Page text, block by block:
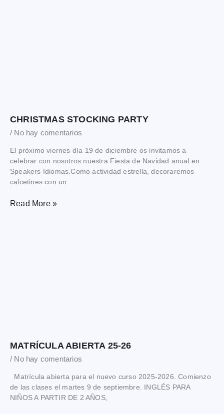
CHRISTMAS STOCKING PARTY
No hay comentarios
El próximo viernes día 19 de diciembre os invitamos a
celebrar con nosotros nuestra Fiesta de Navidad anual en
Speakers Idiomas.Como actividad estrella, decoraremos
calcetines con un
Read More »
MATRÍCULA ABIERTA 25-26
No hay comentarios
Matrícula abierta para el nuevo curso 2025-2026. Comienzo
de las clases el martes 9 de septiembre. INGLÉS PARA
NIÑOS A PARTIR DE 2 AÑOS,